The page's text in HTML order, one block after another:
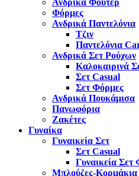
Ανδρικά Φούτερ
Φόρμες
Ανδρικά Παντελόνια
Τζιν
Παντελόνια
Ανδρικά Σετ Ρούχων
Καλοκαιρινά
Σετ Casual
Σετ Φόρμες
Ανδρικά Πουκάμισα
Πανωφόρια
Ζακέτες
Γυναίκα
Γυναικεία Σετ
Σετ Casual
Γυναικεία Σετ
Μπλούζες-Κορμάκια